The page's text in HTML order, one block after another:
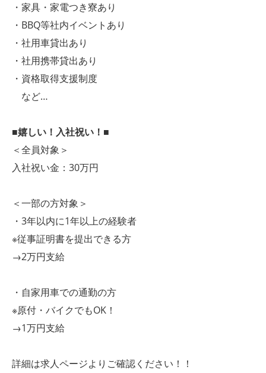
・家具・家電つき寮あり
・BBQ等社内イベントあり
・社用車貸出あり
・社用携帯貸出あり
・資格取得支援制度
など…
■嬉しい！入社祝い！■
＜全員対象＞
入社祝い金：30万円
＜一部の方対象＞
・3年以内に1年以上の経験者
※従事証明書を提出できる方
→2万円支給
・自家用車での通勤の方
※原付・バイクでもOK！
→1万円支給
詳細は求人ページよりご確認ください！！